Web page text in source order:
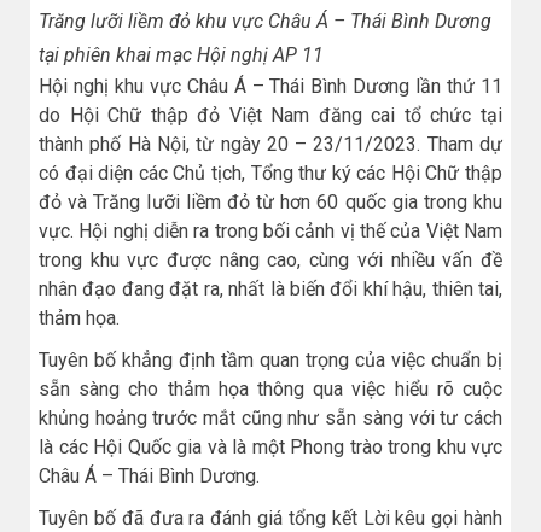
Trăng lưỡi liềm đỏ khu vực Châu Á – Thái Bình Dương
tại phiên khai mạc Hội nghị AP 11
Hội nghị khu vực Châu Á – Thái Bình Dương lần thứ 11
do Hội Chữ thập đỏ Việt Nam đăng cai tổ chức tại
thành phố Hà Nội, từ ngày 20 – 23/11/2023. Tham dự
có đại diện các Chủ tịch, Tổng thư ký các Hội Chữ thập
đỏ và Trăng lưỡi liềm đỏ từ hơn 60 quốc gia trong khu
vực. Hội nghị diễn ra trong bối cảnh vị thế của Việt Nam
trong khu vực được nâng cao, cùng với nhiều vấn đề
nhân đạo đang đặt ra, nhất là biến đổi khí hậu, thiên tai,
thảm họa.
Tuyên bố khẳng định tầm quan trọng của việc chuẩn bị
sẵn sàng cho thảm họa thông qua việc hiểu rõ cuộc
khủng hoảng trước mắt cũng như sẵn sàng với tư cách
là các Hội Quốc gia và là một Phong trào trong khu vực
Châu Á – Thái Bình Dương.
Tuyên bố đã đưa ra đánh giá tổng kết Lời kêu gọi hành